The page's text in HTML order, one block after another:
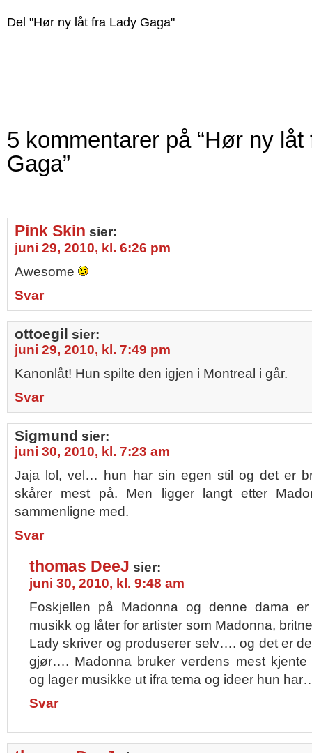
Del "Hør ny låt fra Lady Gaga"
5 kommentarer på “Hør ny låt
Gaga”
Pink Skin sier:
juni 29, 2010, kl. 6:26 pm
Awesome
Svar
ottoegil sier:
juni 29, 2010, kl. 7:49 pm
Kanonlåt! Hun spilte den igjen i Montreal i går.
Svar
Sigmund sier:
juni 30, 2010, kl. 7:23 am
Jaja lol, vel… hun har sin egen stil og det er
skårer mest på. Men ligger langt etter
sammenligne med.
Svar
thomas DeeJ sier:
juni 30, 2010, kl. 9:48 am
Foskjellen på Madonna og denne dama
musikk og låter for artister som Madonna,
Lady skriver og produserer selv…. og det er
gjør…. Madonna bruker verdens mest kjente
og lager musikke ut ifra tema og ideer hun
Svar